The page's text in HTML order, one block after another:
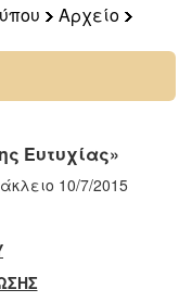
Αρχείο
Ευτυχίας»
7/2015